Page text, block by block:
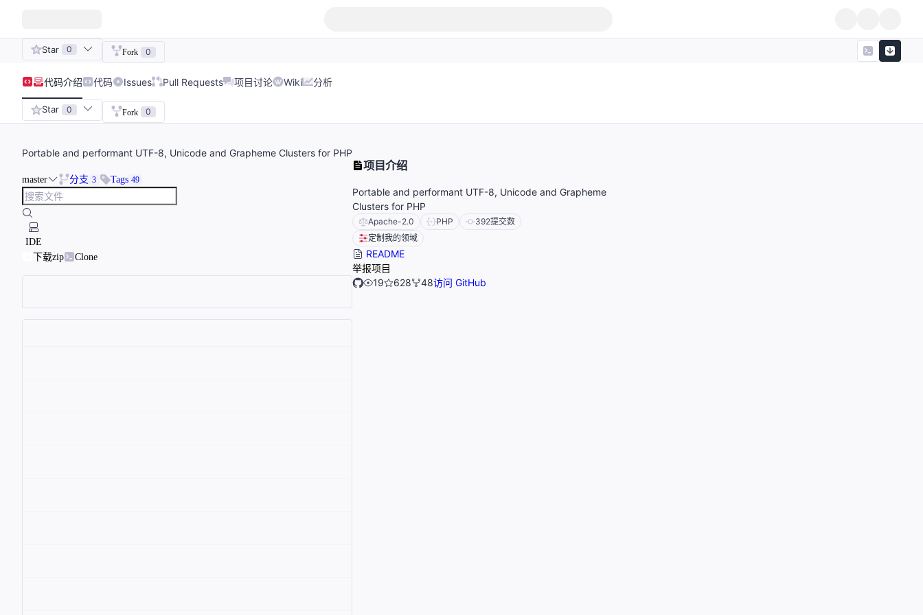
Star 0 Fork 0
代码介绍 代码 Issues Pull Requests 项目讨论 Wiki 分析
Star 0 Fork 0
Portable and performant UTF-8, Unicode and Grapheme Clusters for PHP
master 分支 3 Tags 49
IDE
下载zip
Clone
项目介绍
Portable and performant UTF-8, Unicode and Grapheme
Clusters for PHP
Apache-2.0 PHP 392提交数
定制我的领域
README
举报项目
19
628 48访问 GitHub